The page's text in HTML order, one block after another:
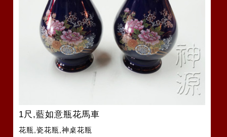
1尺,藍如意瓶花馬車
花瓶,瓷花瓶,神桌花瓶